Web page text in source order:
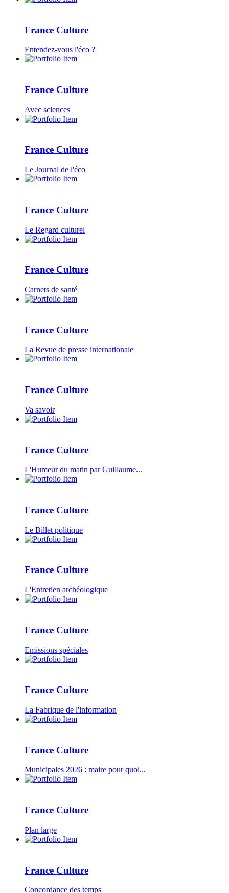
France Culture
Entendez-vous l'éco ?
France Culture
Avec sciences
France Culture
Le Journal de l'éco
France Culture
Le Regard culturel
France Culture
Carnets de santé
France Culture
La Revue de presse internationale
France Culture
Va savoir
France Culture
L'Humeur du matin par Guillaume...
France Culture
Le Billet politique
France Culture
L'Entretien archéologique
France Culture
Emissions spéciales
France Culture
La Fabrique de l'information
France Culture
Municipales 2026 : maire pour quoi...
France Culture
Plan large
France Culture
Concordance des temps